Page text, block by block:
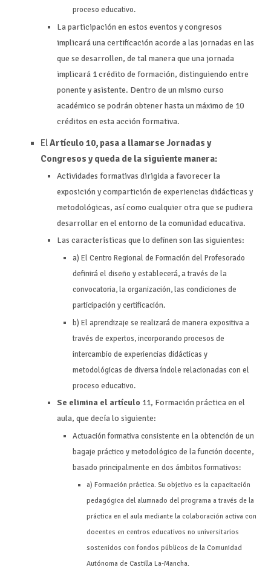
proceso educativo.
La participación en estos eventos y congresos
implicará una certificación acorde a las jornadas en las
que se desarrollen, de tal manera que una jornada
implicará 1 crédito de formación, distinguiendo entre
ponente y asistente. Dentro de un mismo curso
académico se podrán obtener hasta un máximo de 10
créditos en esta acción formativa.
ElArtículo 10, pasa a llamarse Jornadas y
Congresos y queda de la siguiente manera:
Actividades formativas dirigida a favorecer la
exposición y compartición de experiencias didácticas y
metodológicas, así como cualquier otra que se pudiera
desarrollar en el entorno de la comunidad educativa.
Las características que lo definen son las siguientes:
a) El Centro Regional de Formación del Profesorado
definirá el diseño y establecerá, a través de la
convocatoria, la organización, las condiciones de
participación y certificación.
b) El aprendizaje se realizará de manera expositiva a
través de expertos, incorporando procesos de
intercambio de experiencias didácticas y
metodológicas de diversa índole relacionadas con el
proceso educativo.
Se elimina el artículo 11, Formación práctica en el
aula, que decía lo siguiente:
Actuación formativa consistente en la obtención de un
bagaje práctico y metodológico de la función docente,
basado principalmente en dos ámbitos formativos:
a) Formación práctica. Su objetivo es la capacitación
pedagógica del alumnado del programa a través de la
práctica en el aula mediante la colaboración activa con
docentes en centros educativos no universitarios
sostenidos con fondos públicos de la Comunidad
Autónoma de Castilla La-Mancha.